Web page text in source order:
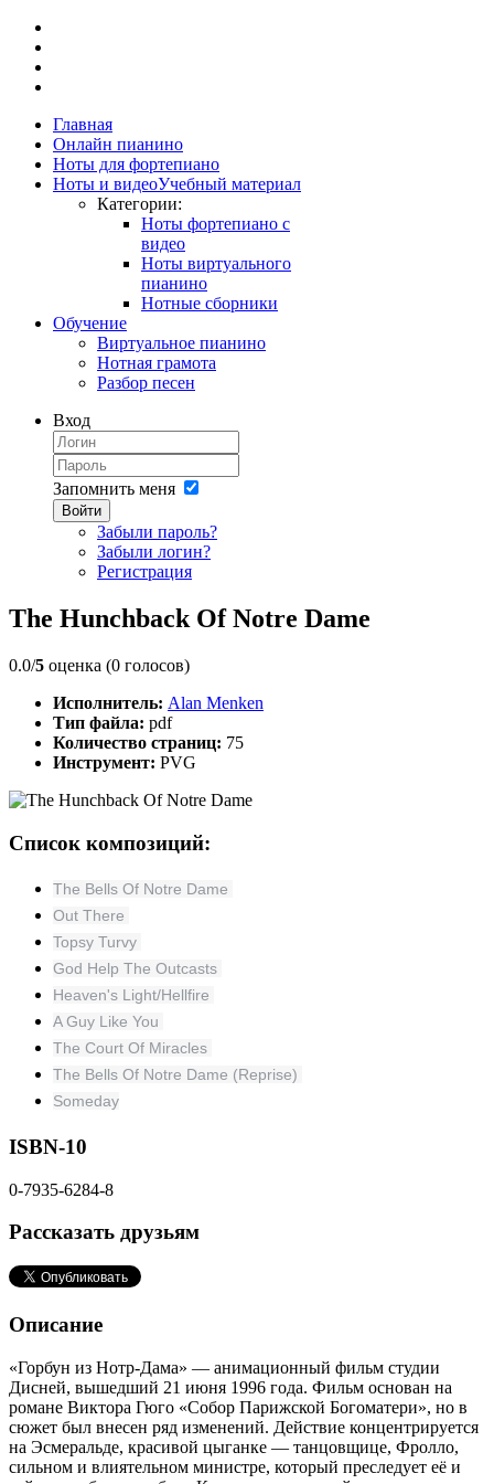
Главная
Онлайн пианино
Ноты для фортепиано
Ноты и видеоУчебный материал
Категории:
Ноты фортепиано с
видео
Ноты виртуального
пианино
Нотные сборники
Обучение
Виртуальное пианино
Нотная грамота
Разбор песен
Вход
Запомнить меня
Войти
Забыли пароль?
Забыли логин?
Регистрация
The Hunchback Of Notre Dame
0.0/5 оценка (0 голосов)
Исполнитель: Alan Menken
Тип файла: pdf
Количество страниц: 75
Инструмент: PVG
Список композиций:
The Bells Of Notre Dame
Out There
Topsy Turvy
God Help The Outcasts
Heaven's Light/Hellfire
A Guy Like You
The Court Of Miracles
The Bells Of Notre Dame (Reprise)
Someday
ISBN-10
0-7935-6284-8
Рассказать друзьям
Описание
«Горбун из Нотр-Дама» — анимационный фильм студии
Дисней, вышедший 21 июня 1996 года. Фильм основан на
романе Виктора Гюго «Собор Парижской Богоматери», но в
сюжет был внесен ряд изменений. Действие концентрируется
на Эсмеральде, красивой цыганке — танцовщице, Фролло,
сильном и влиятельном министре, который преследует её и